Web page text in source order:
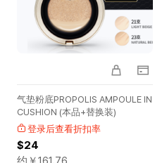
气垫粉底PROPOLIS AMPOULE IN
CUSHION (本品+替换装)
登录后查看折扣率
$24